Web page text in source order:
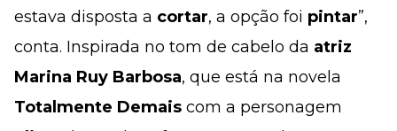
estava disposta a cortar, a opção foi pintar”,
conta. Inspirada no tom de cabelo da atriz
Marina Ruy Barbosa, que está na novela
Totalmente Demais com a personagem